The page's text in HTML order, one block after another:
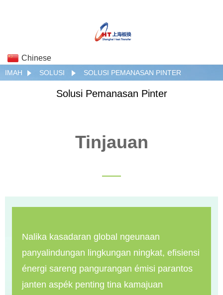
Chinese
IMAH SOLUSI SOLUSI PEMANASAN PINTER
Solusi Pemanasan Pinter
Tinjauan
Nalika kasadaran global ngeunaan
panyalindungan lingkungan ningkat, efisiensi
énergi sareng pangurangan émisi parantos
janten aspék penting tina kamajuan